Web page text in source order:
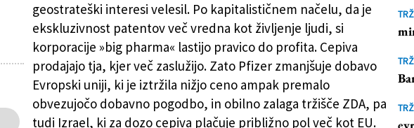
geostrateški interesi velesil. Po kapitalističnem načelu, da je
ekskluzivnost patentov več vredna kot življenje ljudi, si
korporacije »big pharma« lastijo pravico do profita. Cepiva
prodajajo tja, kjer več zaslužijo. Zato Pfizer zmanjšuje dobavo
Evropski uniji, ki je iztržila nižjo ceno ampak premalo
obvezujočo dobavno pogodbo, in obilno zalaga tržišče ZDA, pa
tudi Izrael, ki za dozo cepiva plačuje približno pol več kot EU.